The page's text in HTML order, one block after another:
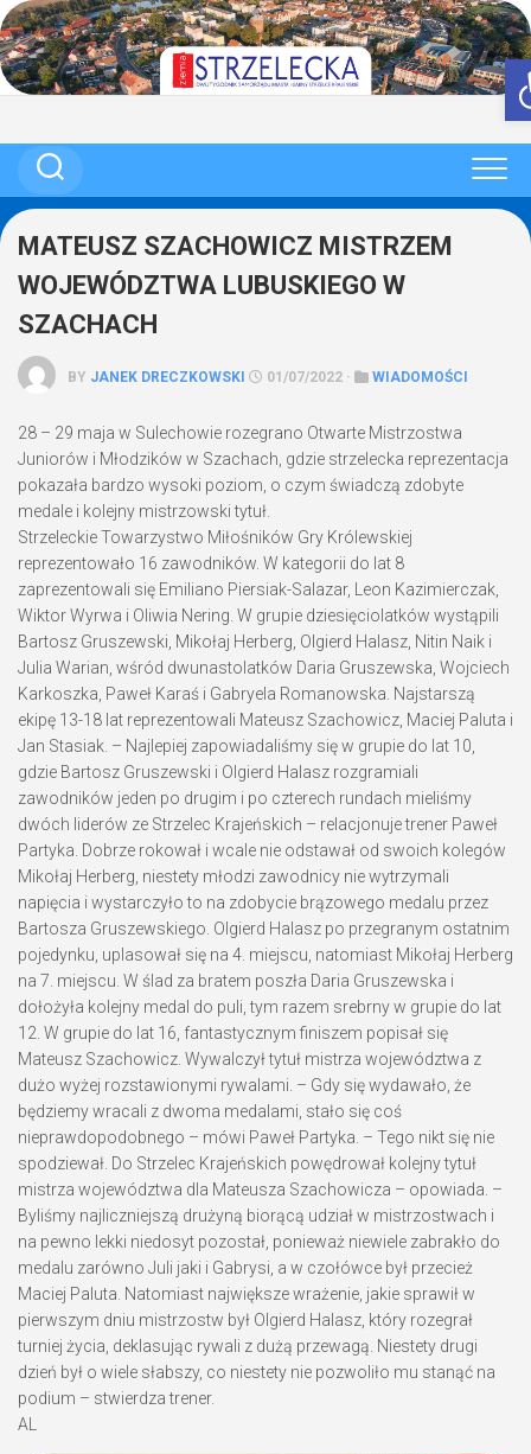
Skip
to
content
MATEUSZ SZACHOWICZ MISTRZEM
WOJEWÓDZTWA LUBUSKIEGO W
SZACHACH
BY JANEK DRECZKOWSKI 01/07/2022 · WIADOMOŚCI
28 – 29 maja w Sulechowie rozegrano Otwarte Mistrzostwa
Juniorów i Młodzików w Szachach, gdzie strzelecka reprezentacja
pokazała bardzo wysoki poziom, o czym świadczą zdobyte
medale i kolejny mistrzowski tytuł.
Strzeleckie Towarzystwo Miłośników Gry Królewskiej
reprezentowało 16 zawodników. W kategorii do lat 8
zaprezentowali się Emiliano Piersiak-Salazar, Leon Kazimierczak,
Wiktor Wyrwa i Oliwia Nering. W grupie dziesięciolatków wystąpili
Bartosz Gruszewski, Mikołaj Herberg, Olgierd Halasz, Nitin Naik i
Julia Warian, wśród dwunastolatków Daria Gruszewska, Wojciech
Karkoszka, Paweł Karaś i Gabryela Romanowska. Najstarszą
ekipę 13-18 lat reprezentowali Mateusz Szachowicz, Maciej Paluta i
Jan Stasiak. – Najlepiej zapowiadaliśmy się w grupie do lat 10,
gdzie Bartosz Gruszewski i Olgierd Halasz rozgramiali
zawodników jeden po drugim i po czterech rundach mieliśmy
dwóch liderów ze Strzelec Krajeńskich – relacjonuje trener Paweł
Partyka. Dobrze rokował i wcale nie odstawał od swoich kolegów
Mikołaj Herberg, niestety młodzi zawodnicy nie wytrzymali
napięcia i wystarczyło to na zdobycie brązowego medalu przez
Bartosza Gruszewskiego. Olgierd Halasz po przegranym ostatnim
pojedynku, uplasował się na 4. miejscu, natomiast Mikołaj Herberg
na 7. miejscu. W ślad za bratem poszła Daria Gruszewska i
dołożyła kolejny medal do puli, tym razem srebrny w grupie do lat
12. W grupie do lat 16, fantastycznym finiszem popisał się
Mateusz Szachowicz. Wywalczył tytuł mistrza województwa z
dużo wyżej rozstawionymi rywalami. – Gdy się wydawało, że
będziemy wracali z dwoma medalami, stało się coś
nieprawdopodobnego – mówi Paweł Partyka. – Tego nikt się nie
spodziewał. Do Strzelec Krajeńskich powędrował kolejny tytuł
mistrza województwa dla Mateusza Szachowicza – opowiada. –
Byliśmy najliczniejszą drużyną biorącą udział w mistrzostwach i
na pewno lekki niedosyt pozostał, ponieważ niewiele zabrakło do
medalu zarówno Juli jaki i Gabrysi, a w czołówce był przecież
Maciej Paluta. Natomiast największe wrażenie, jakie sprawił w
pierwszym dniu mistrzostw był Olgierd Halasz, który rozegrał
turniej życia, deklasując rywali z dużą przewagą. Niestety drugi
dzień był o wiele słabszy, co niestety nie pozwoliło mu stanąć na
podium – stwierdza trener.
AL